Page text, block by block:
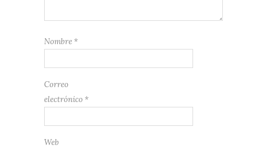
Nombre *
Correo
electrónico *
Web